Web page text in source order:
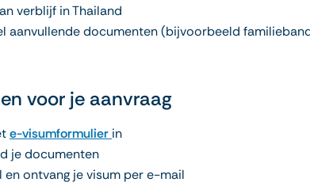
verblijf in Thailand
aanvullende documenten (bijvoorbeeld
voor je aanvraag
e-visumformulier in
je documenten
en ontvang je visum per e-mail